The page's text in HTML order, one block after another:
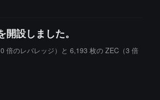
設しました。
倍のレバレッジ）と 6,193 枚の ZEC（3 倍